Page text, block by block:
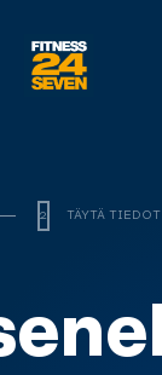
2 TÄYTÄ TIEDOT